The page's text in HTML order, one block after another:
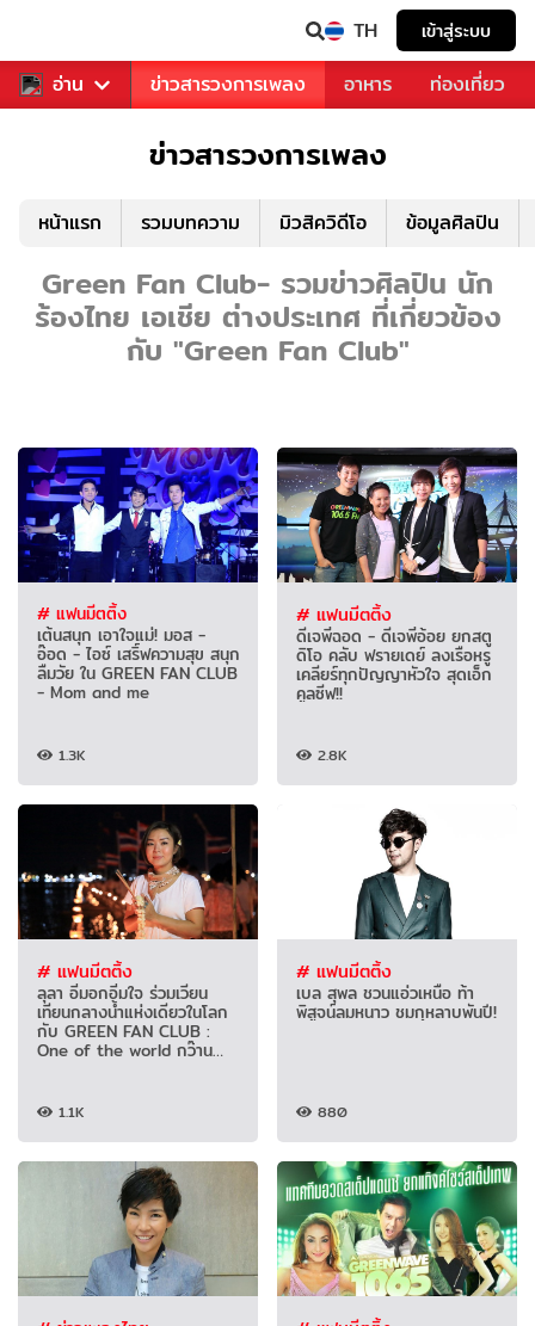
TH เข้าสู่ระบบ
อ่าน
ข่าวบันเทิง ข่าวสารวงการเพลง อาหาร ท่องเที่ยว
ข่าวสารวงการเพลง
หน้าแรก รวมบทความ มิวสิควิดีโอ ข้อมูลศิลปิน
Green Fan Club- รวมข่าวศิลปิน นัก
ร้องไทย เอเชีย ต่างประเทศ ที่เกี่ยวข้อง
กับ "Green Fan Club"
# แฟนมีตติ้ง
เต้นสนุก เอาใจแม่! มอส -
อ๊อด - ไอซ์ เสริ์ฟความสุข สนุก
ลืมวัย ใน GREEN FAN CLUB
- Mom and me
1.3K
# แฟนมีตติ้ง
ดีเจพี่ฉอด - ดีเจพี่อ้อย ยกสตู
ดิโอ คลับ ฟรายเดย์ ลงเรือหรู
เคลียร์ทุกปัญญาหัวใจ สุดเอ็ก
คูลซีฟ!!
2.8K
# แฟนมีตติ้ง
ลุลา อิ่มอกอิ่มใจ ร่วมเวียน
เทียนกลางน้ำแห่งเดียวในโลก
กับ GREEN FAN CLUB :
One of the world กว๊าน
1.1K
# แฟนมีตติ้ง
เบล สุพล ชวนแอ่วเหนือ ท้า
พิสูจน์ลมหนาว ชมกุหลาบพันปี!
880